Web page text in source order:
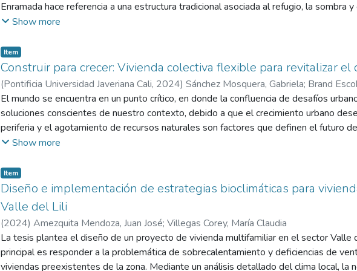
Enramada hace referencia a una estructura tradicional asociada al refugio, la sombra y
espacio de aprendizaje abierto, protector y flexible, en armonía con el paisaje rural. El
escolar, la falta de infraestructura educativa adecuada y la desconexión entre la
productivas y culturales del territorio. En este sentido, el centro educativo se concibe
enseñanza, sino como un equipamiento comunitario que fortalece la identidad local y
estudiantes en el sistema educativo. Desde el punto de vista arquitectónico, la
sostenibilidad y bioclimática, aprovechando las condiciones climáticas del lugar
natural, control solar, uso eficiente de materiales y relación directa entre los
arquitectura se plantea como una extensión del entorno, priorizando espacios
modelo educativo inclusivo y contextualizado, donde la arquitectura actúa como
educativa, fortalecer el sentido de pertenencia y contribuir al desarrollo social y
el diseño arquitectónico con las necesidades reales del territorio.
Show more
Item
Construir para crecer: Vivienda colectiva flexible para revitalizar el
(Pontificia Universidad Javeriana Cali, 2024) Sánchez Mosquera, Gabriela; Brand
Marina
El mundo se encuentra en un punto crítico, en donde la confluencia de desafíos
soluciones conscientes de nuestro contexto, debido a que el crecimiento urbano
periferia y el agotamiento de recursos naturales son factores que definen el futuro
que, en la ciudad de Palmira, Valle del Cauca, la vivienda mixta de altura en el centro
mejorar la calidad de vida de las personas.
“Construir para crecer” es un proyecto que busca ocupar un vacío urbano con un
bioclimático, flexible y que implemente el espacio común como una herramienta para
activas. Creando para esto, un programa basado en módulos de diferentes tamaños
en la parte superior, la actividad en la planta pública y las relaciones interpersonales
antejardines, logrando así un espacio adecuado en donde habitar, mientras se
centro.
Show more
Item
Diseño e implementación de estrategias bioclimáticas para
Valle del Lili
(2024) Amezquita Mendoza, Juan José; Villegas Corey, María Claudia
La tesis plantea el diseño de un proyecto de vivienda multifamiliar en el sector Valle
principal es responder a la problemática de sobrecalentamiento y deficiencias de
viviendas preexistentes de la zona. Mediante un análisis detallado del clima local, la